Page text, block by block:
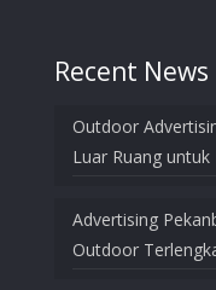
Recent News
Outdoor
Luar Ruang untuk
Advertising
Outdoor